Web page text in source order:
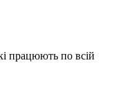
працюють по всій